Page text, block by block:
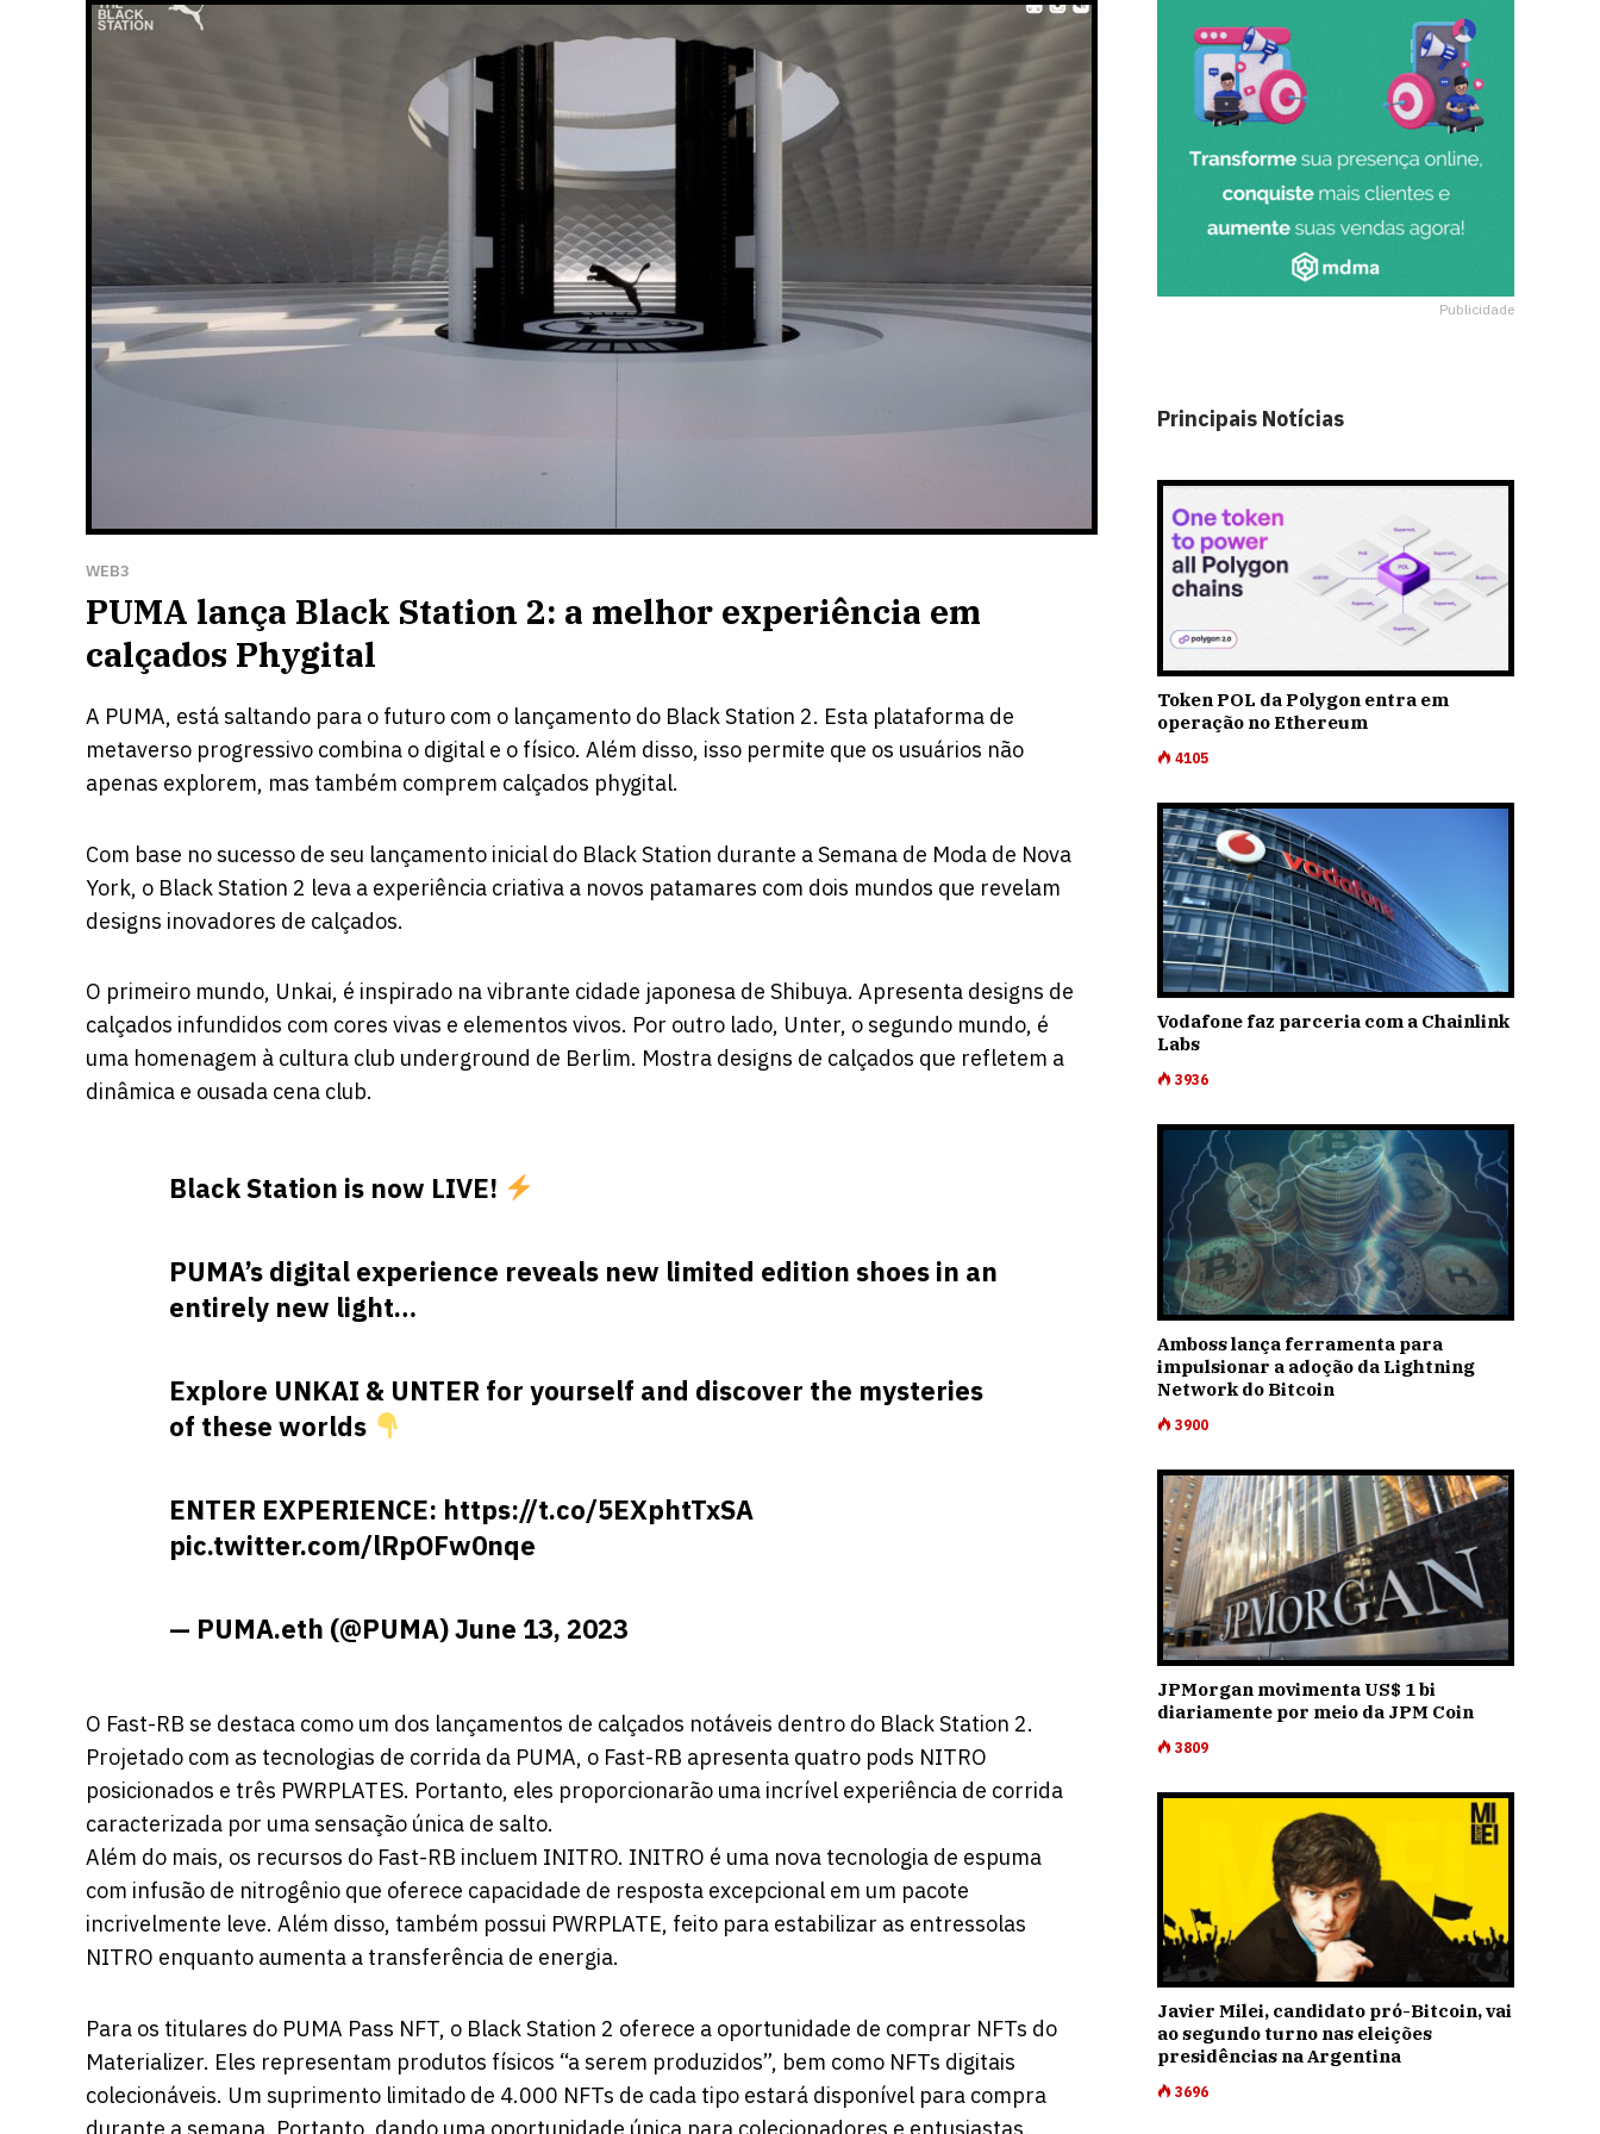
WEB3
PUMA lança Black Station 2: a melhor experiência em
calçados Phygital
A PUMA, está saltando para o futuro com o lançamento do Black Station 2. Esta plataforma de
metaverso progressivo combina o digital e o físico. Além disso, isso permite que os usuários não
apenas explorem, mas também comprem calçados phygital.
Com base no sucesso de seu lançamento inicial do Black Station durante a Semana de Moda de Nova
York, o Black Station 2 leva a experiência criativa a novos patamares com dois mundos que revelam
designs inovadores de calçados.
O primeiro mundo, Unkai, é inspirado na vibrante cidade japonesa de Shibuya. Apresenta designs de
calçados infundidos com cores vivas e elementos vivos. Por outro lado, Unter, o segundo mundo, é
uma homenagem à cultura club underground de Berlim. Mostra designs de calçados que refletem a
dinâmica e ousada cena club.
Black Station is now LIVE!
PUMA’s digital experience reveals new limited edition shoes in an
entirely new light…
Explore UNKAI & UNTER for yourself and discover the mysteries
of these worlds
ENTER EXPERIENCE: https://t.co/5EXphtTxSA
pic.twitter.com/lRpOFw0nqe
— PUMA.eth (@PUMA)June 13, 2023
O Fast-RB se destaca como um dos lançamentos de calçados notáveis ​​dentro do Black Station 2.
Projetado com as tecnologias de corrida da PUMA, o Fast-RB apresenta quatro pods NITRO
posicionados e três PWRPLATES. Portanto, eles proporcionarão uma incrível experiência de corrida
caracterizada por uma sensação única de salto.
Além do mais, os recursos do Fast-RB incluem INITRO. INITRO é uma nova tecnologia de espuma
com infusão de nitrogênio que oferece capacidade de resposta excepcional em um pacote
incrivelmente leve. Além disso, também possui PWRPLATE, feito para estabilizar as entressolas
NITRO enquanto aumenta a transferência de energia.
Para os titulares do PUMA Pass NFT, o Black Station 2 oferece a oportunidade de comprar NFTs do
Materializer. Eles representam produtos físicos “a serem produzidos”, bem como NFTs digitais
colecionáveis. Um suprimento limitado de 4.000 NFTs de cada tipo estará disponível para compra
durante a semana. Portanto, dando uma oportunidade única para colecionadores e entusiastas.
Publicidade
Principais Notícias
Token POL da Polygon entra em
operação no Ethereum
4105
Vodafone faz parceria com a Chainlink
Labs
3936
Amboss lança ferramenta para
impulsionar a adoção da Lightning
Network do Bitcoin
3900
JPMorgan movimenta US$ 1 bi
diariamente por meio da JPM Coin
3809
Javier Milei, candidato pró-Bitcoin, vai
ao segundo turno nas eleições
presidências na Argentina
3696